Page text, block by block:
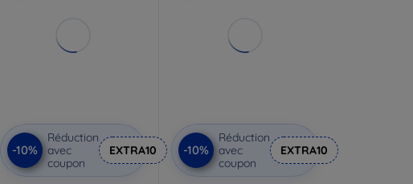
-10%
Réduction
avec
coupon
EXTRA10 -10%
Réduction
avec
coupon
EXTRA10